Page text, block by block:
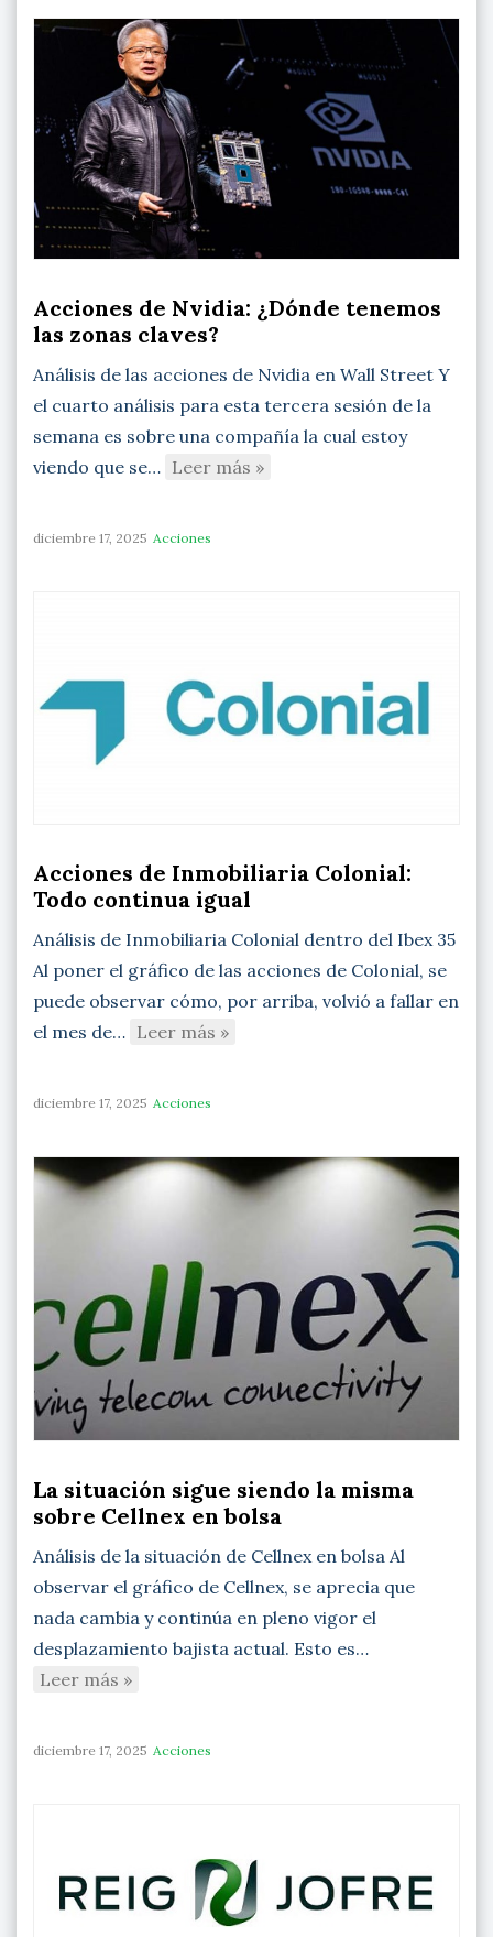
Acciones de Nvidia: ¿Dónde tenemos
las zonas claves?
Análisis de las acciones de Nvidia en Wall Street Y
el cuarto análisis para esta tercera sesión de la
semana es sobre una compañía la cual estoy
viendo que se… Leer más »
diciembre 17, 2025 Acciones
Acciones de Inmobiliaria Colonial:
Todo continua igual
Análisis de Inmobiliaria Colonial dentro del Ibex 35
Al poner el gráfico de las acciones de Colonial, se
puede observar cómo, por arriba, volvió a fallar en
el mes de… Leer más »
diciembre 17, 2025 Acciones
La situación sigue siendo la misma
sobre Cellnex en bolsa
Análisis de la situación de Cellnex en bolsa Al
observar el gráfico de Cellnex, se aprecia que
nada cambia y continúa en pleno vigor el
desplazamiento bajista actual. Esto es…
Leer más »
diciembre 17, 2025 Acciones